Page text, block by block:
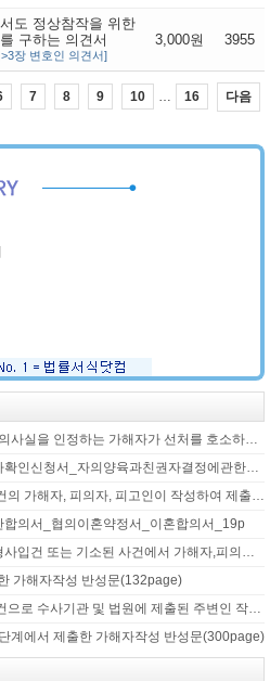
도 정상참작을 위한
구하는 의견서
장 변호인 의견서]
3,000원 3955
7 8 9 10 16 다음
의서_협의이혼약정서_이혼합의서_19p
가해자작성 반성문(132page)
계에서 제출한 가해자작성 반성문(300page)